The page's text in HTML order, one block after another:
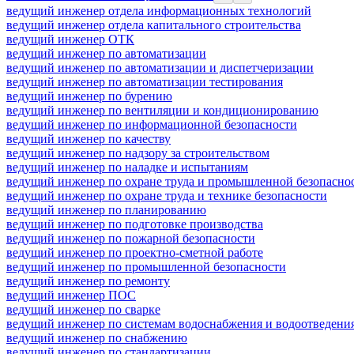
ведущий инженер отдела информационных технологий
ведущий инженер отдела капитального строительства
ведущий инженер ОТК
ведущий инженер по автоматизации
ведущий инженер по автоматизации и диспетчеризации
ведущий инженер по автоматизации тестирования
ведущий инженер по бурению
ведущий инженер по вентиляции и кондиционированию
ведущий инженер по информационной безопасности
ведущий инженер по качеству
ведущий инженер по надзору за строительством
ведущий инженер по наладке и испытаниям
ведущий инженер по охране труда и промышленной
ведущий инженер по охране труда и технике безопасности
ведущий инженер по планированию
ведущий инженер по подготовке производства
ведущий инженер по пожарной безопасности
ведущий инженер по проектно-сметной работе
ведущий инженер по промышленной безопасности
ведущий инженер по ремонту
ведущий инженер ПОС
ведущий инженер по сварке
ведущий инженер по системам водоснабжения и
ведущий инженер по снабжению